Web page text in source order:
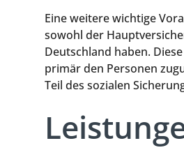
Eine weitere wichtige
sowohl der
Deutschland haben.
primär den Personen
Teil des sozialen